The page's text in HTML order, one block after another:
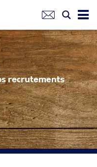
recrutements